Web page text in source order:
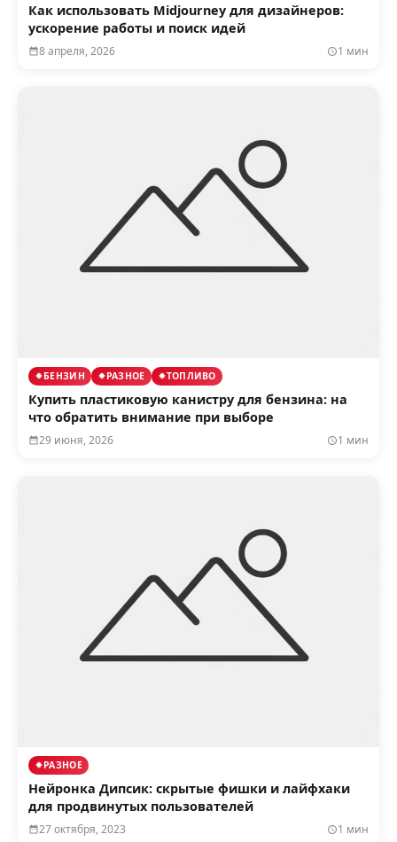
Как использовать Midjourney для дизайнеров:
ускорение работы и поиск идей
8 апреля, 2026 1 мин
БЕНЗИН РАЗНОЕ ТОПЛИВО
Купить пластиковую канистру для бензина: на
что обратить внимание при выборе
29 июня, 2026 1 мин
РАЗНОЕ
Нейронка Дипсик: скрытые фишки и лайфхаки
для продвинутых пользователей
27 октября, 2023 1 мин